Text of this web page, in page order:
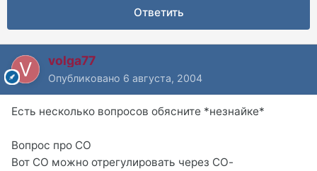
Ответить
volga77
Опубликовано 6 августа, 2004
Есть несколько вопросов обясните *незнайке*
Вопрос про СО
Вот СО можно отрегулировать через СО-